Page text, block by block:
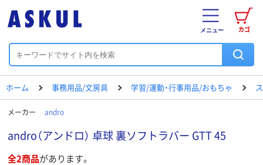
カゴ
メニュー
ホーム 事務用品/文房具 学習/運動・行事用品/おもちゃ
メーカー andro
andro（アンドロ） 卓球 裏ソフトラバー GTT 45
全2商品があります。